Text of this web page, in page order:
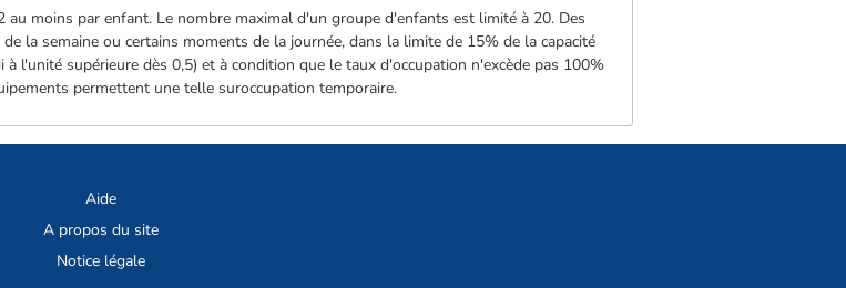
moins par enfant. Le nombre maximal d'un groupe d'enfants est limité à 20. Des
la semaine ou certains moments de la journée, dans la limite de 15% de la capacité
l'unité supérieure dès 0,5) et à condition que le taux d'occupation n'excède pas 100%
permettent une telle suroccupation temporaire.
Aide
A propos du site
Notice légale